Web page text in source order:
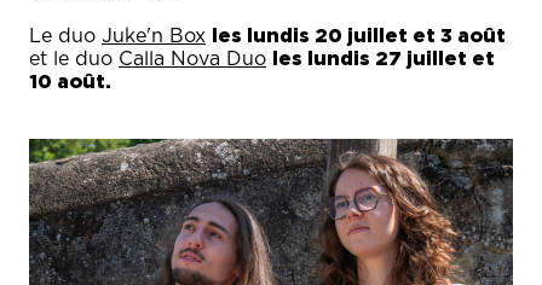
Le duo Juke'n Box les lundis 20 juillet et 3 août
et le duo Calla Nova Duo les lundis 27 juillet et
10 août.